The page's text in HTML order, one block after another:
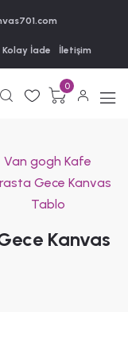
Kolay İade İletişim
0
Van gogh Kafe
Gece Kanvas
Tablo
Kanvas